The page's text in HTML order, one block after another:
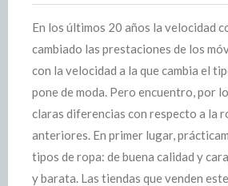
En los últimos 20 años la velocidad
cambiado las prestaciones de los
con la velocidad a la que cambia el
pone de moda. Pero encuentro, por
claras diferencias con respecto a la
anteriores. En primer lugar,
tipos de ropa: de buena calidad y
y barata. Las tiendas que venden